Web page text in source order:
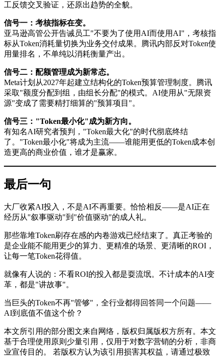
工反馈交叉验证，还原出趋势的全貌。
信号一：考核指标在变。
亚马逊高管公开告诫员工"不要为了使用AI而使用AI"，考核指
标从Token消耗量切换为业务交付成果。腾讯内部反对Token使
用量排名，不单纯以消耗衡量产出。
信号二：配额管理成为新常态。
Meta计划从2027年起建立结构化的Token预算管理制度。腾讯
采取"额度分配到组，由组长分配"的模式。AI使用从"无限资
源"变成了需要精打细算的"预算项目"。
信号三："Token最小化"成为新方向。
有知名AI研究者预判，"Token最大化"的时代彻底终结
了。"Token最小化"将成为主流——谁能用更低的Token成本创
造更高的商业价值，谁才是赢家。
最后一句
大厂收紧AI投入，不是AI不再重要。恰恰相反——是AI正在
经历从"叙事驱动"到"价值驱动"的成人礼。
那些靠堆Token刷存在感的内卷游戏已经结束了。真正考验的
是企业能不能用更少的算力、更精准的场景、更清晰的ROI，
让每一笔Token花得值。
就像有人说的：不看ROI的投入都是耍流氓。不计成本的AI变
革，都是"讲故事"。
当巨头的Token不再"管够"，全行业都得回答同一个问题——
AI到底值不值这个价？
本文所引用的部分图文来自网络，版权归属版权方所有。本文
基于合理使用原则少量引用，仅用于对数字营销的分析，非商
业宣传目的。 若版权方认为该引用损害其权益，请通过极致